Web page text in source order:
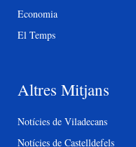
Economia
El Temps
Altres Mitjans
Notícies de Viladecans
Notícies de Castelldefels